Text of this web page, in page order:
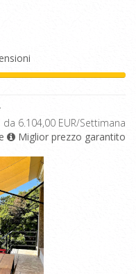
da 6.104,00 EUR/Settimana
Miglior prezzo garantito